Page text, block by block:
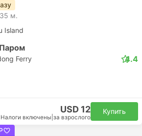
м.
Island
Ferry 4.4
USD 12
Налоги включены за взрослого
Купить